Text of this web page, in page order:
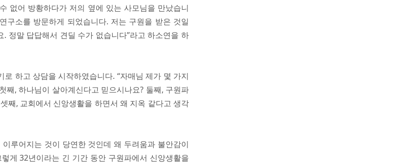
없어 방황하다가 저의 옆에 있는 사모님을 만났습니
구소를 방문하게 되었습니다. 저는 구원을 받은 것일
정말 답답해서 견딜 수가 없습니다”라고 하소연을 하
하고 상담을 시작하였습니다. “자매님 제가 몇 가지
째, 하나님이 살아계신다고 믿으시나요? 둘째, 구원파
째, 교회에서 신앙생활을 하면서 왜 지옥 같다고 생각
루어지는 것이 당연한 것인데 왜 두려움과 불안감이
게 32년이라는 긴 기간 동안 구원파에서 신앙생활을